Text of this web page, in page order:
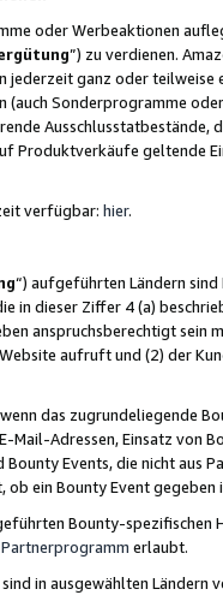
oder Werbeaktionen
”) zu verdienen.
jederzeit ganz oder
Sonderprogramme
Ausschlusstatbestände,
Produktverkäufe geltende
verfügbar: hier.
“) aufgeführten Ländern
in dieser Ziffer 4 (a)
anspruchsberechtigt sein
aufruft und (2) der
das zugrundeliegende
Mail-Adressen, Einsatz von
Events, die nicht
ob ein Bounty Event
Bounty-spezifischen
erlaubt.
in ausgewählten Ländern